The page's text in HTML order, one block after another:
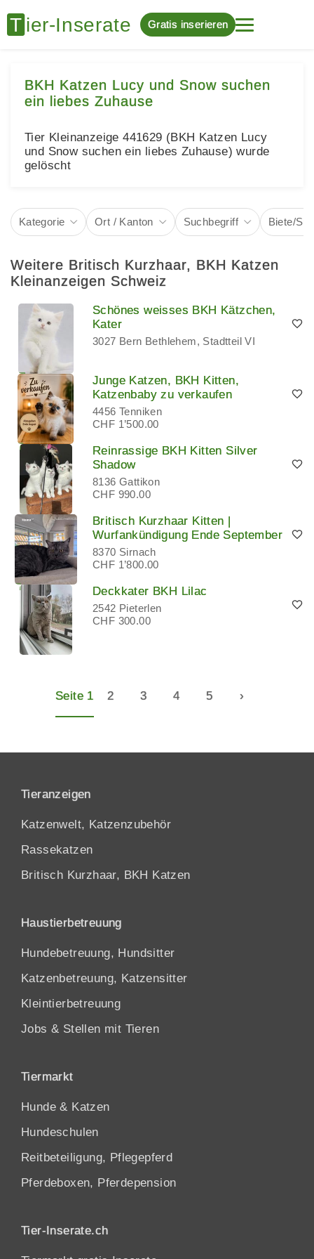
Gratis inserieren
BKH Katzen Lucy und Snow suchen
ein liebes Zuhause
Tier Kleinanzeige 441629 (BKH Katzen Lucy
und Snow suchen ein liebes Zuhause) wurde
gelöscht
Kategorie Ort / Kanton Suchbegriff Biete/
Weitere Britisch Kurzhaar, BKH Katzen
Kleinanzeigen Schweiz
Schönes weisses BKH Kätzchen,
Kater
3027 Bern Bethlehem, Stadtteil VI
Junge Katzen, BKH Kitten,
Katzenbaby zu verkaufen
4456 Tenniken
CHF 1’500.00
Reinrassige BKH Kitten Silver
Shadow
8136 Gattikon
CHF 990.00
Britisch Kurzhaar Kitten |
Wurfankündigung Ende September
8370 Sirnach
CHF 1’800.00
Deckkater BKH Lilac
2542 Pieterlen
CHF 300.00
Seite 1 2 3 4 5 ›
Tieranzeigen
Katzenwelt, Katzenzubehör
Rassekatzen
Britisch Kurzhaar, BKH Katzen
Haustierbetreuung
Hundebetreuung, Hundsitter
Katzenbetreuung, Katzensitter
Kleintierbetreuung
Jobs & Stellen mit Tieren
Tiermarkt
Hunde & Katzen
Hundeschulen
Reitbeteiligung, Pflegepferd
Pferdeboxen, Pferdepension
Tier-Inserate.ch